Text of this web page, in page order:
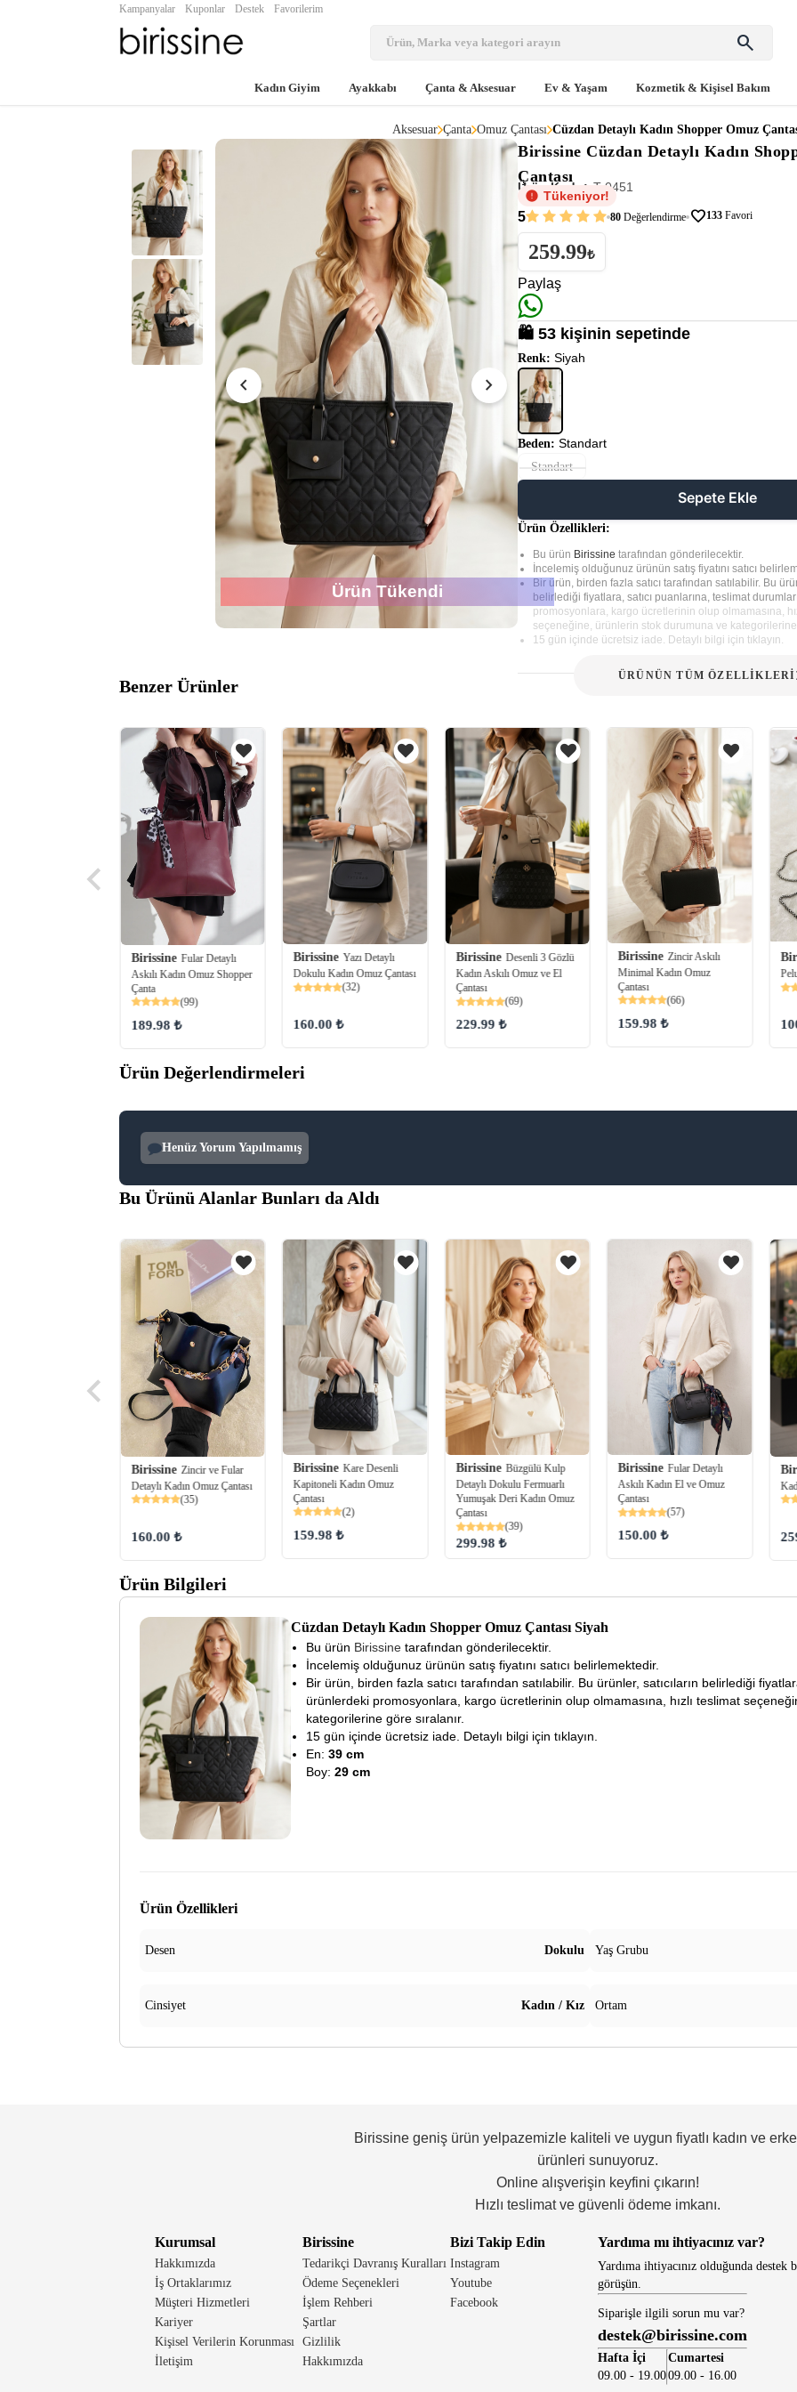
Kampanyalar Kuponlar Destek Favorilerim
search
Kadın Giyim Ayakkabı Çanta & Aksesuar Ev & Yaşam Kozmetik & Kişisel Bakım
Aksesuar Çanta Omuz Çantası Cüzdan Detaylı Kadın Shopper Omuz
chevron_left chevron_right
Ürün Tükendi
Birissine Cüzdan Detaylı Kadın
Çantası
Ürün Kodu: T-0451
Tükeniyor!
5 80Değerlendirme favorite133 Favori
259.99₺
Paylaş
🛍️ 53 kişinin sepetinde
Renk: Siyah
Beden: Standart
Standart
Sepete Ekle
Ürün Özellikleri:
Bu ürün Birissinetarafından gönderilecektir.
İncelemiş olduğunuz ürünün satış fiyatını satıcı
Bir ürün, birden fazla satıcı tarafından satılabilir. Bu
belirlediği fiyatlara, satıcı puanlarına, teslimat
promosyonlara, kargo ücretlerinin olup olmamasına,
seçeneğine, ürünlerin stok durumuna ve kategorilerine
15 gün içinde ücretsiz iade. Detaylı bilgi için tıklayın.
ÜRÜNÜN TÜM ÖZELLİKLERİ
Benzer Ürünler
Birissine Fular Detaylı
Askılı Kadın Omuz Shopper
Çanta
(99)
189.98 ₺
Birissine Yazı Detaylı
Dokulu Kadın Omuz Çantası
(32)
160.00 ₺
Birissine Desenli 3 Gözlü
Kadın Askılı Omuz ve El
Çantası
(69)
229.99 ₺
Birissine Zincir Askılı
Minimal Kadın Omuz
Çantası
(66)
159.98 ₺
Ürün Değerlendirmeleri
Henüz Yorum Yapılmamış
Bu Ürünü Alanlar Bunları da Aldı
Birissine Zincir ve Fular
Detaylı Kadın Omuz Çantası
(35)
160.00 ₺
Birissine Kare Desenli
Kapitoneli Kadın Omuz
Çantası
(2)
159.98 ₺
Birissine Büzgülü Kulp
Detaylı Dokulu Fermuarlı
Yumuşak Deri Kadın Omuz
Çantası
(39)
299.98 ₺
Birissine Fular Detaylı
Askılı Kadın El ve Omuz
Çantası
(57)
150.00 ₺
Ürün Bilgileri
Cüzdan Detaylı Kadın Shopper Omuz Çantası Siyah
Bu ürün Birissinetarafından gönderilecektir.
İncelemiş olduğunuz ürünün satış fiyatını satıcı belirlemektedir.
Bir ürün, birden fazla satıcı tarafından satılabilir. Bu ürünler, satıcıların belirlediği
ürünlerdeki promosyonlara, kargo ücretlerinin olup olmamasına, hızlı teslimat
kategorilerine göre sıralanır.
15 gün içinde ücretsiz iade. Detaylı bilgi için tıklayın.
En:39 cm
Boy:29 cm
Ürün Özellikleri
Desen Dokulu Yaş Grubu
Cinsiyet Kadın / Kız Ortam
Birissine geniş ürün yelpazemizle kaliteli ve uygun fiyatlı kadın ve
ürünleri sunuyoruz.
Online alışverişin keyfini çıkarın!
Hızlı teslimat ve güvenli ödeme imkanı.
Kurumsal
Hakkımızda
İş Ortaklarımız
Müşteri Hizmetleri
Kariyer
Kişisel Verilerin Korunması
İletişim
Birissine
Tedarikçi Davranış Kuralları
Ödeme Seçenekleri
İşlem Rehberi
Şartlar
Gizlilik
Hakkımızda
Bizi Takip Edin
Instagram
Youtube
Facebook
Yardıma mı ihtiyacınız var?
Yardıma ihtiyacınız olduğunda
görüşün.
Siparişle ilgili sorun mu var?
destek@birissine.com
Hafta İçi
09.00 - 19.00
Cumartesi
09.00 - 16.00